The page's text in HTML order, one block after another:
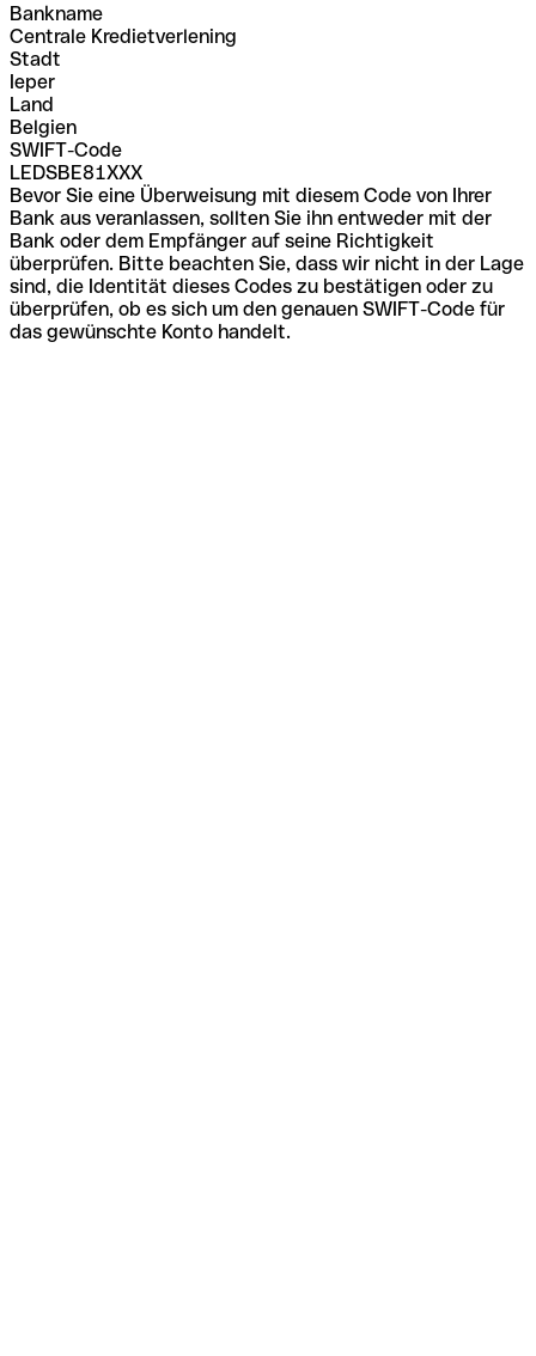
Bankname
Centrale Kredietverlening
Stadt
Ieper
Land
Belgien
SWIFT-Code
LEDSBE81XXX
Bevor Sie eine Überweisung mit diesem Code von Ihrer
Bank aus veranlassen, sollten Sie ihn entweder mit der
Bank oder dem Empfänger auf seine Richtigkeit
überprüfen. Bitte beachten Sie, dass wir nicht in der Lage
sind, die Identität dieses Codes zu bestätigen oder zu
überprüfen, ob es sich um den genauen SWIFT-Code für
das gewünschte Konto handelt.